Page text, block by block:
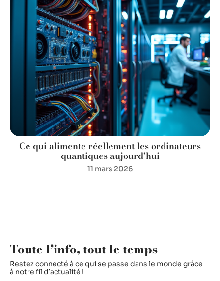
Ce qui alimente réellement les ordinateurs
quantiques aujourd’hui
11 mars 2026
Toute l’info, tout le temps
Restez connecté à ce qui se passe dans le monde grâce
à notre fil d’actualité !